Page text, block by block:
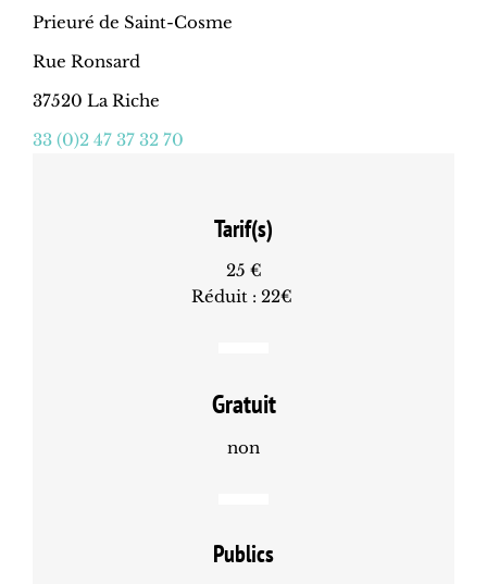
Prieuré de Saint-Cosme
Rue Ronsard
37520 La Riche
33 (0)2 47 37 32 70
Tarif(s)
25 €
Réduit : 22€
Gratuit
non
Publics